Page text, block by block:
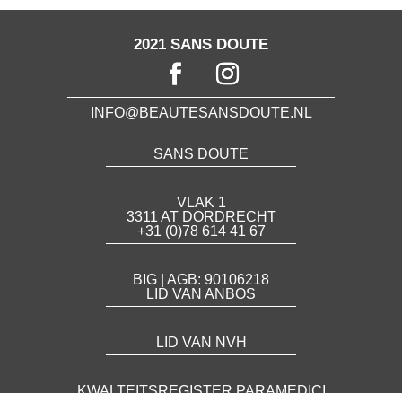
2021 SANS DOUTE
INFO@BEAUTESANSDOUTE.NL
SANS DOUTE
VLAK 1
3311 AT DORDRECHT
+31 (0)78 614 41 67
BIG | AGB: 90106218
LID VAN ANBOS
LID VAN NVH